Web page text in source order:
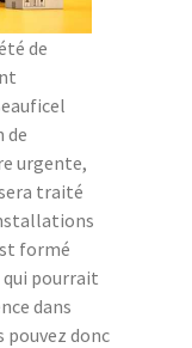
de
de
urgente,
traité
formé
pourrait
dans
pouvez donc